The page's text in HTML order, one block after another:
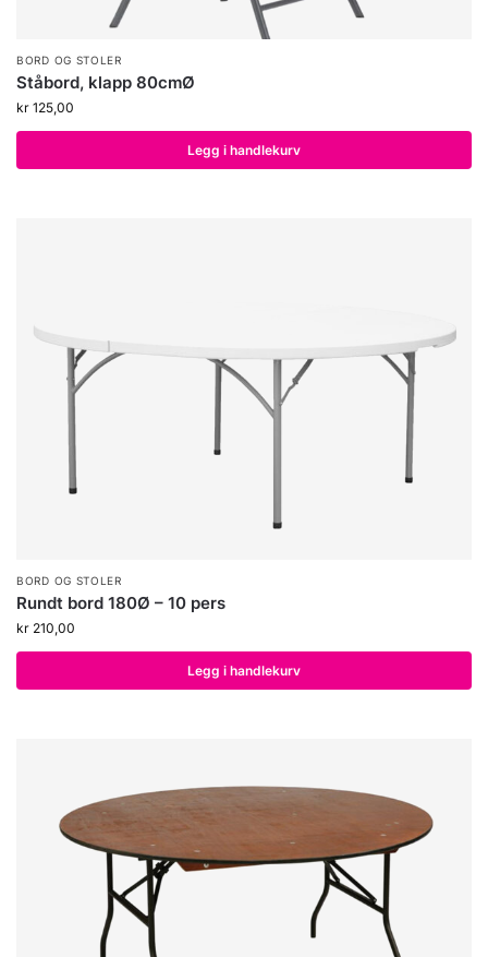
BORD OG STOLER
Ståbord, klapp 80cmØ
kr 125,00
Legg i handlekurv
BORD OG STOLER
Rundt bord 180Ø – 10 pers
kr 210,00
Legg i handlekurv